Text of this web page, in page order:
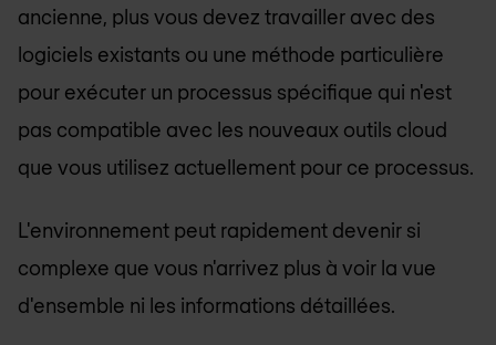
ancienne, plus vous devez travailler avec des
logiciels existants ou une méthode particulière
pour exécuter un processus spécifique qui n'est
pas compatible avec les nouveaux outils cloud
que vous utilisez actuellement pour ce processus.
L'environnement peut rapidement devenir si
complexe que vous n'arrivez plus à voir la vue
d'ensemble ni les informations détaillées.